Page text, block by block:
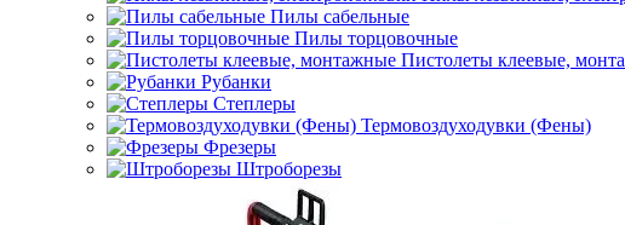
Пилы сабельные
Пилы торцовочные
Пистолеты клеевые,
Рубанки
Степлеры
Термовоздуходувки (Фены)
Фрезеры
Штроборезы